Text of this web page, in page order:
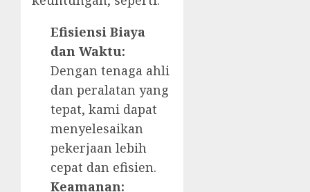
Efisiensi Biaya
dan Waktu:
Dengan tenaga ahli
dan peralatan yang
tepat, kami dapat
menyelesaikan
pekerjaan lebih
cepat dan efisien.
Keamanan: